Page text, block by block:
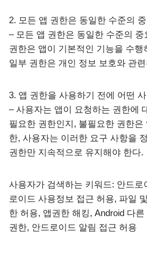
2. 모든 앱 권한은 동일한 수준의
– 모든 앱 권한은 동일한 수준의
권한은 앱이 기본적인 기능을 수
일부 권한은 개인 정보 보호와 관
3. 앱 권한을 사용하기 전에 어떤
– 사용자는 앱이 요청하는 권한에
필요한 권한인지, 불필요한 권한
한, 사용자는 이러한 요구 사항을
권한만 지속적으로 유지해야 한다.
사용자가 검색하는 키워드: 안드로
로이드 사용정보 접근 허용, 파일
한 허용, 앱권한 해킹, Android 다
권한, 안드로이드 알림 접근 허용